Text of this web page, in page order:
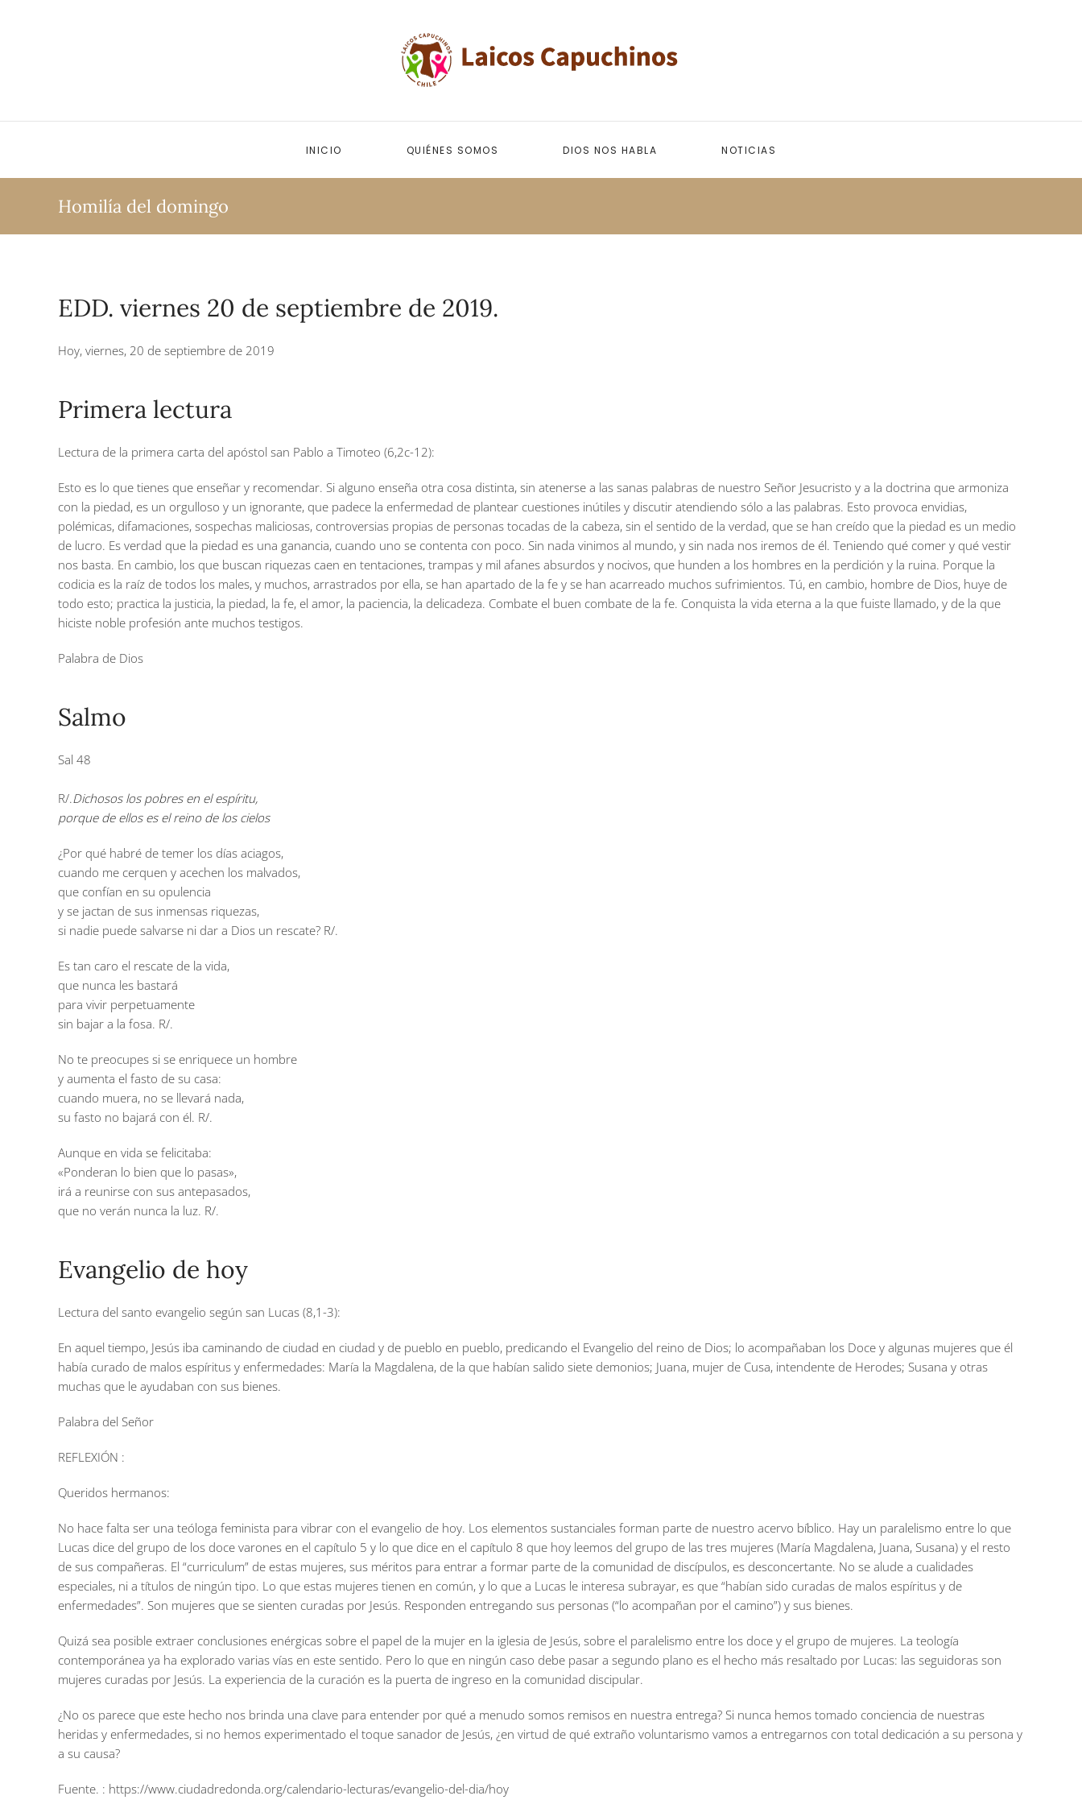
INICIO QUIÉNES SOMOS DIOS NOS HABLA NOTICIAS
Homilía del domingo
EDD. viernes 20 de septiembre de 2019.
Hoy, viernes, 20 de septiembre de 2019
Primera lectura
Lectura de la primera carta del apóstol san Pablo a Timoteo (6,2c-12):
Esto es lo que tienes que enseñar y recomendar. Si alguno enseña otra cosa distinta, sin atenerse a las sanas palabras de nuestro Señor Jesucristo y a la doctrina que armoniza
con la piedad, es un orgulloso y un ignorante, que padece la enfermedad de plantear cuestiones inútiles y discutir atendiendo sólo a las palabras. Esto provoca envidias,
polémicas, difamaciones, sospechas maliciosas, controversias propias de personas tocadas de la cabeza, sin el sentido de la verdad, que se han creído que la piedad es un medio
de lucro. Es verdad que la piedad es una ganancia, cuando uno se contenta con poco. Sin nada vinimos al mundo, y sin nada nos iremos de él. Teniendo qué comer y qué vestir
nos basta. En cambio, los que buscan riquezas caen en tentaciones, trampas y mil afanes absurdos y nocivos, que hunden a los hombres en la perdición y la ruina. Porque la
codicia es la raíz de todos los males, y muchos, arrastrados por ella, se han apartado de la fe y se han acarreado muchos sufrimientos. Tú, en cambio, hombre de Dios, huye de
todo esto; practica la justicia, la piedad, la fe, el amor, la paciencia, la delicadeza. Combate el buen combate de la fe. Conquista la vida eterna a la que fuiste llamado, y de la que
hiciste noble profesión ante muchos testigos.
Palabra de Dios
Salmo
Sal 48
R/.Dichosos los pobres en el espíritu,
porque de ellos es el reino de los cielos
¿Por qué habré de temer los días aciagos,
cuando me cerquen y acechen los malvados,
que confían en su opulencia
y se jactan de sus inmensas riquezas,
si nadie puede salvarse ni dar a Dios un rescate? R/.
Es tan caro el rescate de la vida,
que nunca les bastará
para vivir perpetuamente
sin bajar a la fosa. R/.
No te preocupes si se enriquece un hombre
y aumenta el fasto de su casa:
cuando muera, no se llevará nada,
su fasto no bajará con él. R/.
Aunque en vida se felicitaba:
«Ponderan lo bien que lo pasas»,
irá a reunirse con sus antepasados,
que no verán nunca la luz. R/.
Evangelio de hoy
Lectura del santo evangelio según san Lucas (8,1-3):
En aquel tiempo, Jesús iba caminando de ciudad en ciudad y de pueblo en pueblo, predicando el Evangelio del reino de Dios; lo acompañaban los Doce y algunas mujeres que él
había curado de malos espíritus y enfermedades: María la Magdalena, de la que habían salido siete demonios; Juana, mujer de Cusa, intendente de Herodes; Susana y otras
muchas que le ayudaban con sus bienes.
Palabra del Señor
REFLEXIÓN :
Queridos hermanos:
No hace falta ser una teóloga feminista para vibrar con el evangelio de hoy. Los elementos sustanciales forman parte de nuestro acervo bíblico. Hay un paralelismo entre lo que
Lucas dice del grupo de los doce varones en el capítulo 5 y lo que dice en el capítulo 8 que hoy leemos del grupo de las tres mujeres (María Magdalena, Juana, Susana) y el resto
de sus compañeras. El “curriculum” de estas mujeres, sus méritos para entrar a formar parte de la comunidad de discípulos, es desconcertante. No se alude a cualidades
especiales, ni a títulos de ningún tipo. Lo que estas mujeres tienen en común, y lo que a Lucas le interesa subrayar, es que “habían sido curadas de malos espíritus y de
enfermedades”. Son mujeres que se sienten curadas por Jesús. Responden entregando sus personas (“lo acompañan por el camino”) y sus bienes.
Quizá sea posible extraer conclusiones enérgicas sobre el papel de la mujer en la iglesia de Jesús, sobre el paralelismo entre los doce y el grupo de mujeres. La teología
contemporánea ya ha explorado varias vías en este sentido. Pero lo que en ningún caso debe pasar a segundo plano es el hecho más resaltado por Lucas: las seguidoras son
mujeres curadas por Jesús. La experiencia de la curación es la puerta de ingreso en la comunidad discipular.
¿No os parece que este hecho nos brinda una clave para entender por qué a menudo somos remisos en nuestra entrega? Si nunca hemos tomado conciencia de nuestras
heridas y enfermedades, si no hemos experimentado el toque sanador de Jesús, ¿en virtud de qué extraño voluntarismo vamos a entregarnos con total dedicación a su persona y
a su causa?
Fuente. : https://www.ciudadredonda.org/calendario-lecturas/evangelio-del-dia/hoy